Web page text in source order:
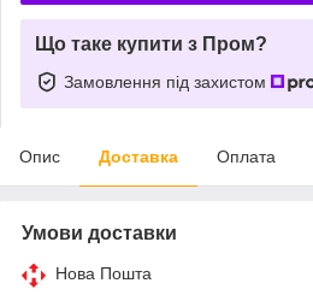
Що таке купити з Пром?
Замовлення під захистом
Опис Доставка Оплата
Умови доставки
Нова Пошта